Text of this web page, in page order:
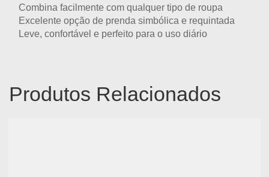
Combina facilmente com qualquer tipo de roupa
Excelente opção de prenda simbólica e requintada
Leve, confortável e perfeito para o uso diário
Produtos Relacionados